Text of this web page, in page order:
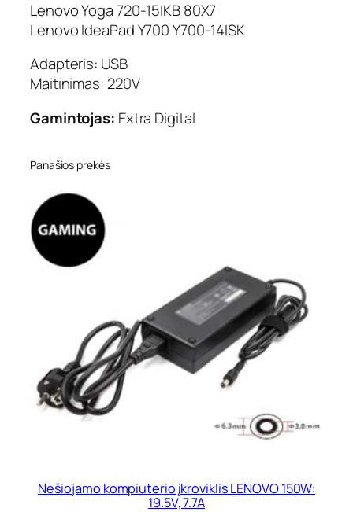
Lenovo Yoga 720-15IKB 80X7
Lenovo IdeaPad Y700 Y700-14ISK
Adapteris: USB
Maitinimas: 220V
Gamintojas: Extra Digital
Panašios prekės
Nešiojamo kompiuterio įkroviklis LENOVO 150W:
19.5V, 7.7A